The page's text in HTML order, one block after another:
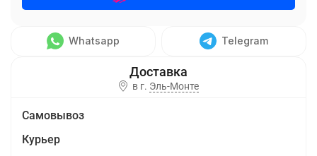
Whatsapp Telegram
в г. Эль-Монте
Самовывоз
Курьер